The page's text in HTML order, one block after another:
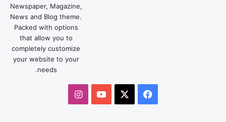
Newspaper, Magazine,
News and Blog theme.
Packed with options
that allow you to
completely customize
your website to your
needs.
فيسبوك ‫YouTubeانستقرام